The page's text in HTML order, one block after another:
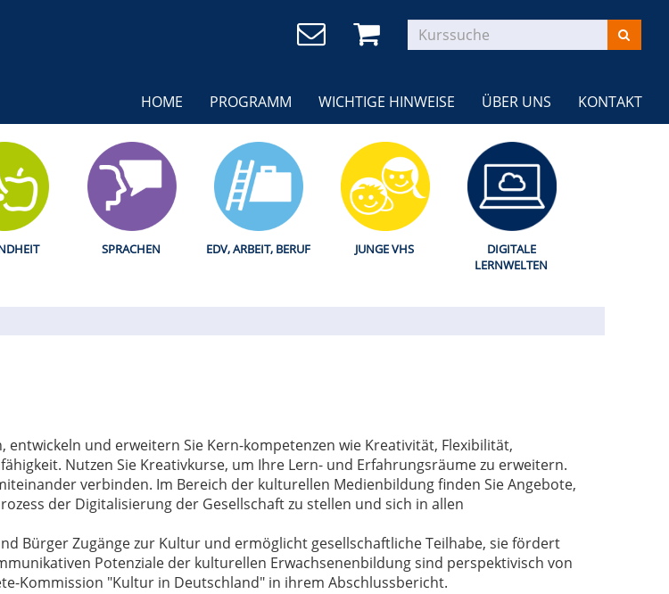
HOME PROGRAMM WICHTIGE HINWEISE ÜBER UNS KONTAKT
SPRACHEN EDV, ARBEIT, BERUF JUNGE VHS
DIGITALE
LERNWELTEN
und erweitern Sie Kern-kompetenzen wie Kreativität, Flexibilität,
Nutzen Sie Kreativkurse, um Ihre Lern- und Erfahrungsräume zu erweitern.
verbinden. Im Bereich der kulturellen Medienbildung finden Sie Angebote,
der Digitalisierung der Gesellschaft zu stellen und sich in allen
Bürger Zugänge zur Kultur und ermöglicht gesellschaftliche Teilhabe, sie fördert
Potenziale der kulturellen Erwachsenenbildung sind perspektivisch von
Kommission "Kultur in Deutschland" in ihrem Abschlussbericht.